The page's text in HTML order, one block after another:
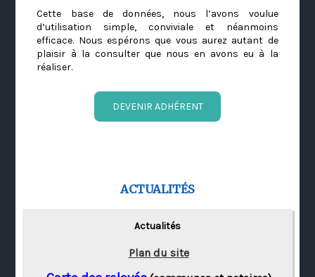
Cette base de données, nous l’avons voulue
d’utilisation simple, conviviale et néanmoins
efficace. Nous espérons que vous aurez autant de
plaisir à la consulter que nous en avons eu à la
réaliser.
DEVENIR ADHÉRENT
ACTUALITÉS
Actualités
Plan du site